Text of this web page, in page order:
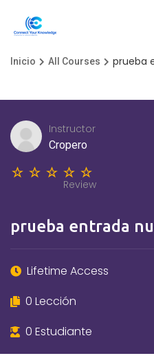
Inicio All Courses prueba
Instructor
Cropero
Review
prueba entrada
Lifetime Access
0 Lección
0 Estudiante